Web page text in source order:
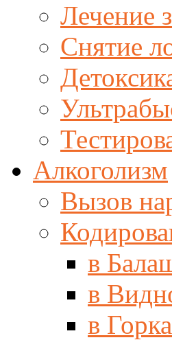
Лечение
Снятие
Алкоголизм
Вызов
в
в
в